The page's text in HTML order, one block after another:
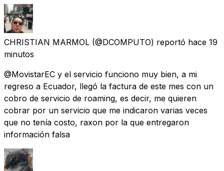
CHRISTIAN MARMOL (@DCOMPUTO) reportó hace 19
minutos
@MovistarEC y el servicio funciono muy bien, a mi
regreso a Ecuador, llegó la factura de este mes con un
cobro de servicio de roaming, es decir, me quieren
cobrar por un servicio que me indicaron varias veces
que no tenía costo, raxon por la que entregaron
información falsa